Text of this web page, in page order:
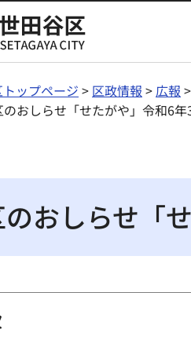
区
ップページ > 区政情報 > 広報 >
のおしらせ「せたがや」令和6
おしらせ「